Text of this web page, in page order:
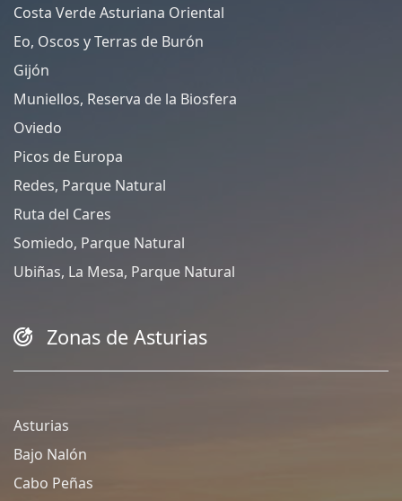
Costa Verde Asturiana Oriental
Eo, Oscos y Terras de Burón
Gijón
Muniellos, Reserva de la Biosfera
Oviedo
Picos de Europa
Redes, Parque Natural
Ruta del Cares
Somiedo, Parque Natural
Ubiñas, La Mesa, Parque Natural
Zonas de Asturias
Asturias
Bajo Nalón
Cabo Peñas